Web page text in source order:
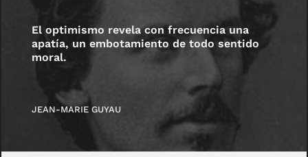
El optimismo revela con frecuencia una
apatía, un embotamiento de todo sentido
moral.
JEAN-MARIE GUYAU